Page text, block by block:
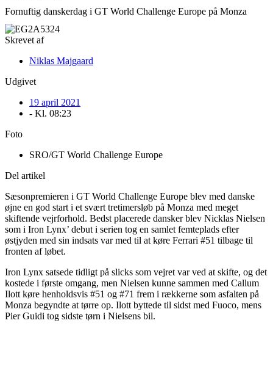
Fornuftig danskerdag i GT World Challenge Europe på Monza
Skrevet af
Niklas Majgaard
Udgivet
19 april 2021
- Kl. 08:23
Foto
SRO/GT World Challenge Europe
Del artikel
Sæsonpremieren i GT World Challenge Europe blev med danske
øjne en god start i et svært tretimersløb på Monza med meget
skiftende vejrforhold. Bedst placerede dansker blev Nicklas Nielsen
som i Iron Lynx’ debut i serien tog en samlet femteplads efter
østjyden med sin indsats var med til at køre Ferrari #51 tilbage til
fronten af løbet.
Iron Lynx satsede tidligt på slicks som vejret var ved at skifte, og det
kostede i første omgang, men Nielsen kunne sammen med Callum
Ilott køre henholdsvis #51 og #71 frem i rækkerne som asfalten på
Monza begyndte at tørre op. Ilott byttede til sidst med Fuoco, mens
Pier Guidi tog sidste tørn i Nielsens bil.